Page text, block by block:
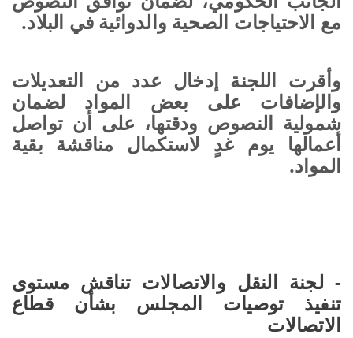
مع الاحتياجات الصحية والدوائية في البلاد.
وأقرت اللجنة إدخال عدد من التعديلات
والإضافات على بعض المواد لضمان
شمولية النصوص ودقتها، على أن تواصل
أعمالها يوم غدٍ لاستكمال مناقشة بقية
المواد.
- لجنة النقل والاتصالات تناقش مستوى
تنفيذ توصيات المجلس بشأن قطاع
الاتصالات